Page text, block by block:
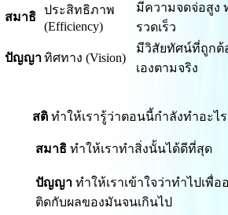
สมาธิ
ประสิทธิภาพ
(Efficiency)
มีความจดจ่อสูง
รวดเร็ว
ปัญญาทิศทาง (Vision)
มีวิสัยทัศน์ที่ถูกต้
เองตามจริง
สติทำให้เรารู้ว่าตอนนี้กำลังทำอะไร
สมาธิทำให้เราทำสิ่งนั้นได้ดีที่สุด
ปัญญาทำให้เราเข้าใจว่าทำไปเพื่อ
ติดกับผลของมันจนเกินไป